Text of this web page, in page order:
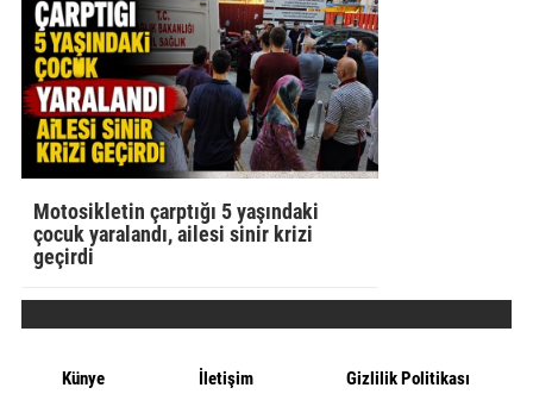
Motosikletin çarptığı 5 yaşındaki
çocuk yaralandı, ailesi sinir krizi
geçirdi
Künye İletişim Gizlilik Politikası